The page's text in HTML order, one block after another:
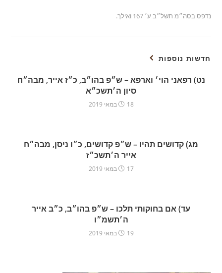
נדפס בסה״מ תשל״ב ע׳ 167 ואילך.
חדשות נוספות
נט) רפאני הוי׳ וארפא – ש״פ בהו״ב, כ״ז אייר, מבה״ח
סיון ה׳תשכ״א
18 במאי 2019
מג) קדושים תהיו – ש״פ קדושים, כ״ו ניסן, מבה״ח
אייר ה׳תשכ״ז
17 במאי 2019
עד) אם בחוקותי תלכו – ש״פ בהו״ב, כ״ב אייר
ה׳תשמ״ו
19 במאי 2019